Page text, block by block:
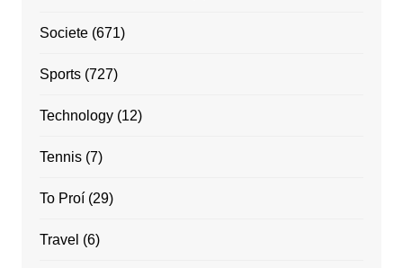
Societe(671)
Sports(727)
Technology(12)
Tennis(7)
To Proí(29)
Travel (6)